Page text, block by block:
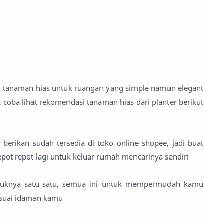
hias untuk ruangan yang simple namun elegant
lihat rekomendasi tanaman hias dari planter berikut
sudah tersedia di toko online shopee, jadi buat
repot lagi untuk keluar rumah mencarinya sendiri
satu satu, semua ini untuk mempermudah kamu
idaman kamu